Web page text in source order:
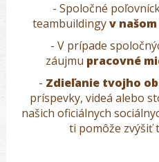
- Spoločné
teambuildingyv
- V prípade
záujmu pracovné
- Zdieľanie tvojho
príspevky, videá alebo
našich oficiálnych
ti pomôže zvýšiť